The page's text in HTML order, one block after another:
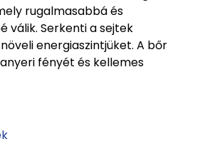
rugalmasabbá és
válik. Serkenti a sejtek
energiaszintjüket. A bőr
fényét és kellemes